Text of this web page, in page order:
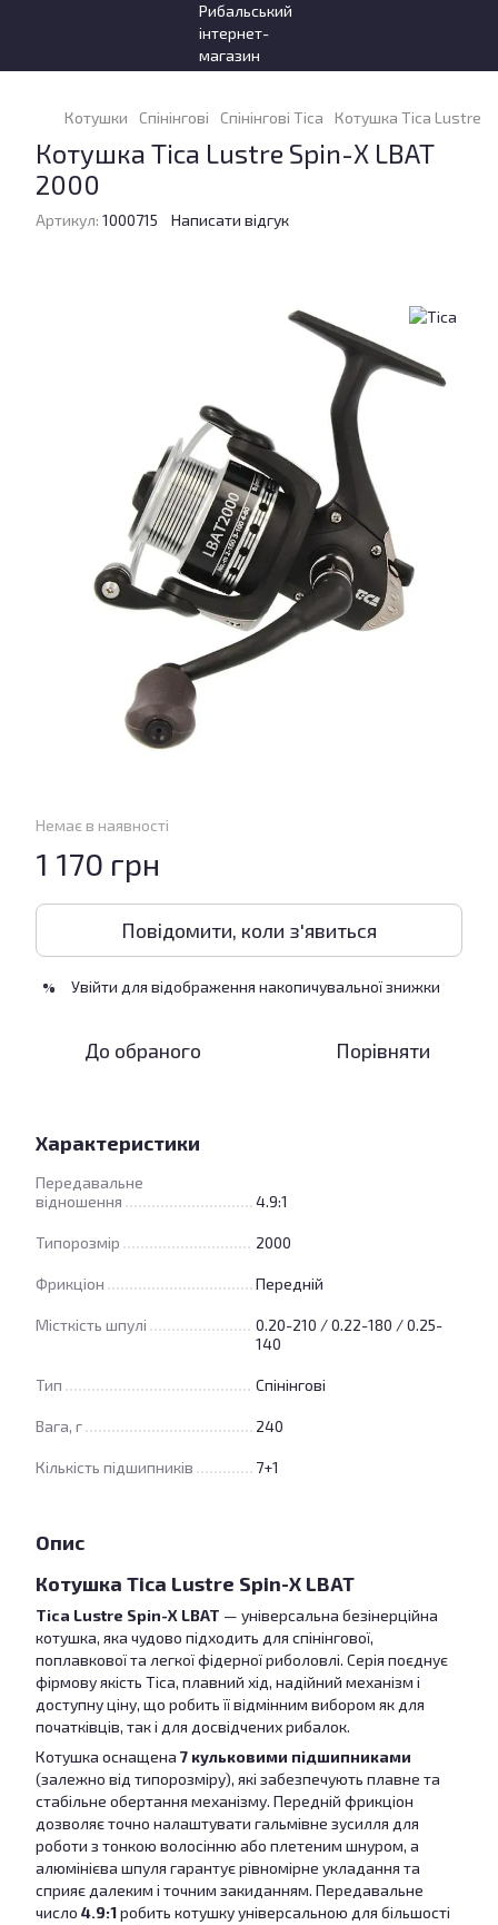
Котушки Спінінгові Спінінгові Tica Котушка Tica Lustre
Котушка Tica Lustre Spin-X LBAT
2000
Артикул: 1000715 Написати відгук
Немає в наявності
1 170 грн
Повідомити, коли з'явиться
% Увійти для відображення накопичувальної знижки
До обраного Порівняти
Характеристики
Передавальне
відношення
4.9:1
Типорозмір 2000
Фрикціон Передній
Місткість шпулі
0.20-210 / 0.22-180 / 0.25-
140
Тип Спінінгові
Вага, г 240
Кількість підшипників 7+1
Опис
Котушка Tica Lustre Spin-X LBAT
Tica Lustre Spin-X LBAT — універсальна безінерційна
котушка, яка чудово підходить для спінінгової,
поплавкової та легкої фідерної риболовлі. Серія поєднує
фірмову якість Tica, плавний хід, надійний механізм і
доступну ціну, що робить її відмінним вибором як для
початківців, так і для досвідчених рибалок.
Котушка оснащена 7 кульковими підшипниками
(залежно від типорозміру), які забезпечують плавне та
стабільне обертання механізму. Передній фрикціон
дозволяє точно налаштувати гальмівне зусилля для
роботи з тонкою волосінню або плетеним шнуром, а
алюмінієва шпуля гарантує рівномірне укладання та
сприяє далеким і точним закиданням. Передавальне
число 4.9:1робить котушку універсальною для більшості